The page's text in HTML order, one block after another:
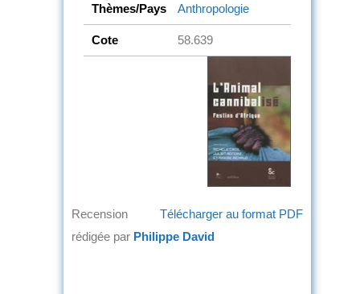
Thèmes/Pays Anthropologie
Cote 58.639
Télécharger au format PDF
Recension
rédigée par Philippe David